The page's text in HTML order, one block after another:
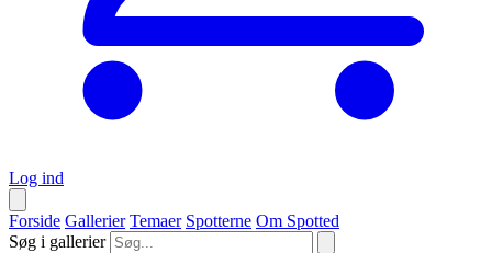
Log ind
Forside Gallerier Temaer Spotterne Om Spotted
Søg i gallerier